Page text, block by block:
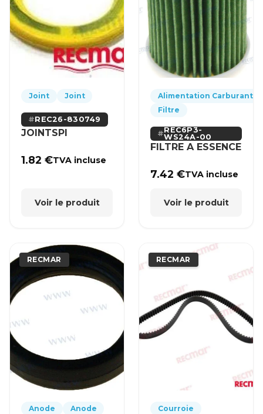
Joint Joint
REC26-830749
JOINTSPI
1.82€TVA incluse
Voir le produit
Alimentation Carburant
Filtre
REC6P3-
WS24A-00
FILTRE A ESSENCE
7.42€TVA incluse
Voir le produit
RECMAR
Anode Anode
RECMAR
Courroie